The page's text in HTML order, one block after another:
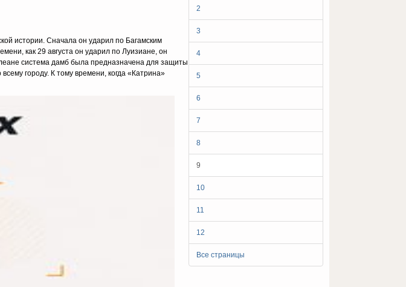
2
3
4
5
6
7
8
9
10
11
12
Все страницы
истории. Сначала он ударил по Багамским
как 29 августа он ударил по Луизиане, он
система дамб была предназначена для защиты
городу. К тому времени, когда «Катрина»